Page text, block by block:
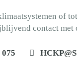
of
contact met